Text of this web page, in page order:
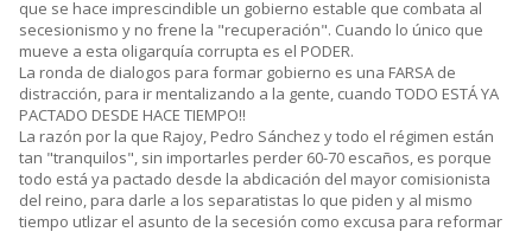
que se hace imprescindible un gobierno estable que combata al
secesionismo y no frene la "recuperación". Cuando lo único que
mueve a esta oligarquía corrupta es el PODER.
La ronda de dialogos para formar gobierno es una FARSA de
distracción, para ir mentalizando a la gente, cuando TODO ESTÁ YA
PACTADO DESDE HACE TIEMPO!!
La razón por la que Rajoy, Pedro Sánchez y todo el régimen están
tan "tranquilos", sin importarles perder 60-70 escaños, es porque
todo está ya pactado desde la abdicación del mayor comisionista
del reino, para darle a los separatistas lo que piden y al mismo
tiempo utlizar el asunto de la secesión como excusa para reformar